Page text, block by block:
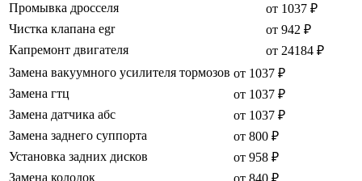
Промывка дросселя
от 1037 ₽
Чистка клапана egr
от 942 ₽
Капремонт двигателя
от 24184 ₽
Замена вакуумного усилителя тормозов от 1037 ₽
Замена гтц
от 1037 ₽
Замена датчика абс
от 1037 ₽
Замена заднего суппорта
от 800 ₽
Установка задних дисков
от 958 ₽
Замена колодок